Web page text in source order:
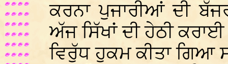
ਕਰਨਾ ਪੁਜਾਰੀਆਂ ਦੀ
ਅੱਜ ਸਿੱਖਾਂ ਦੀ ਹੇਠੀ
ਵਿਰੁੱਧ ਹੁਕਮ ਕੀਤਾ ਗਿਆ